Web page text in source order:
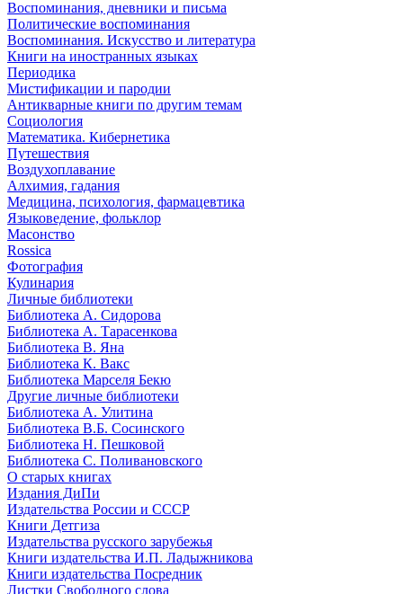
Воспоминания, дневники и письма
Политические воспоминания
Воспоминания. Искусство и литература
Книги на иностранных языках
Периодика
Мистификации и пародии
Антикварные книги по другим темам
Социология
Математика. Кибернетика
Путешествия
Воздухоплавание
Алхимия, гадания
Медицина, психология, фармацевтика
Языковедение, фольклор
Масонство
Rossica
Фотография
Кулинария
Личные библиотеки
Библиотека А. Сидорова
Библиотека А. Тарасенкова
Библиотека В. Яна
Библиотека К. Вакс
Библиотека Марселя Бекю
Другие личные библиотеки
Библиотека А. Улитина
Библиотека В.Б. Сосинского
Библиотека Н. Пешковой
Библиотека С. Поливановского
О старых книгах
Издания ДиПи
Издательства России и СССР
Книги Детгиза
Издательства русского зарубежья
Книги издательства И.П. Ладыжникова
Книги издательства Посредник
Листки Свободного слова